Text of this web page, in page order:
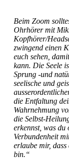
Beim Zoom
Ohrhörer mit
Kopfhörer/
zwingend einen
euch sehen,
kann. Die Seele
Sprung -und
seelische und
die Entfaltung
Wahrnehmung
die Selbst-
erkennst, was du
Verbundenheit
erlaube mir,
bin.“